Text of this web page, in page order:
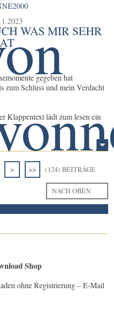
WAS MIR SEHR
gegeben hat
zum Schluss und mein Verdacht
Klappentext lädt zum lesen ein
> >> (124) BEITRÄGE
NACH OBEN
Shop
ohne Registrierung – E-Mail